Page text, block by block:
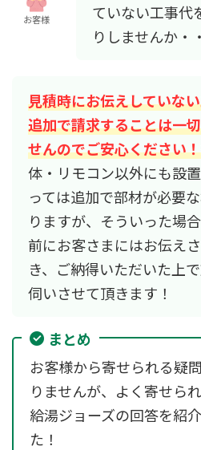
お客様
ていない工事代
りしませんか・
見積時にお伝えしていな
追加で請求することは一
せんのでご安心ください！
体・リモコン以外にも設
っては追加で部材が必要
りますが、そういった場
前にお客さまにはお伝え
き、ご納得いただいた上
伺いさせて頂きます！
まとめ
お客様から寄せられる疑
りませんが、よく寄せら
給湯ジョーズの回答を紹
た！